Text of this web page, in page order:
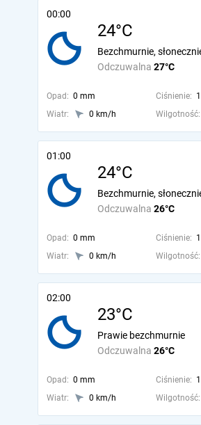
00:00
24°C
Odczuwalna 27°C
Bezchmurnie,
Opad: 0 mm Ciśnienie:
Wiatr:
0 km/h Wilgotność:
01:00
24°C
Odczuwalna 26°C
Bezchmurnie,
Opad: 0 mm Ciśnienie:
Wiatr:
0 km/h Wilgotność:
02:00
23°C
Odczuwalna 26°C
Prawie bezchmurnie
Opad: 0 mm Ciśnienie:
Wiatr:
0 km/h Wilgotność: